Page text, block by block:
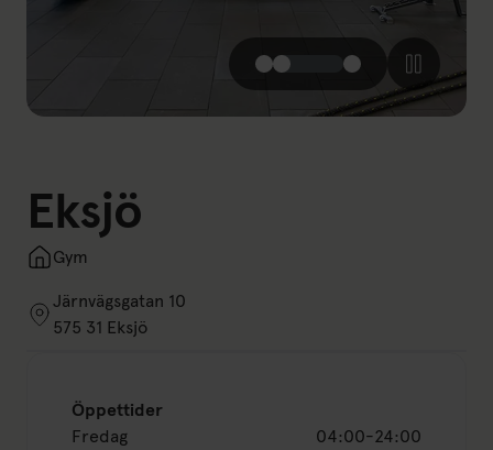
Eksjö
Gym
Järnvägsgatan 10
575 31 Eksjö
Öppettider
Fredag
04:00-24:00